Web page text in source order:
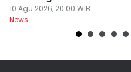
10 Agu 2026, 20:00 WIB
News